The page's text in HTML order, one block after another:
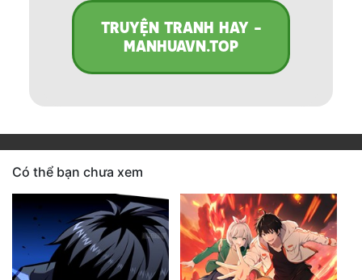
TRUYỆN TRANH HAY -
MANHUAVN.TOP
Có thể bạn chưa xem